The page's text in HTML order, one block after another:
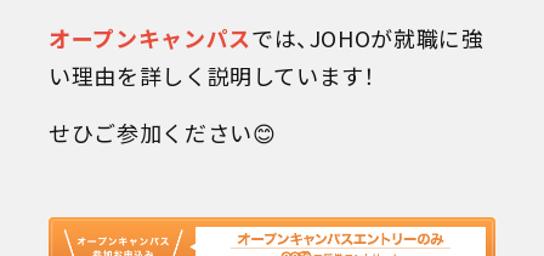
オープンキャンパスでは、JOHOが就職に強
い理由を詳しく説明しています！
せひご参加ください😊